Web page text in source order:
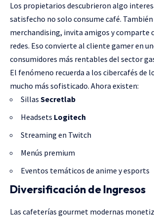
Los propietarios descubrieron algo
satisfecho no solo consume café.
merchandising, invita amigos y comparte
redes. Eso convierte al cliente gamer en
consumidores más rentables del sector
El fenómeno recuerda a los cibercafés de
mucho más sofisticado. Ahora existen:
Sillas Secretlab
Headsets Logitech
Streaming en Twitch
Menús premium
Eventos temáticos de anime y esports
Diversificación de Ingresos
Las cafeterías gourmet modernas